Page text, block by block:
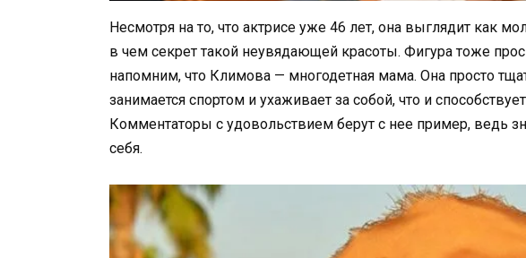
Несмотря на то, что актрисе уже 46 лет, она выглядит как
в чем секрет такой неувядающей красоты. Фигура тоже
напомним, что Климова — многодетная мама. Она просто
занимается спортом и ухаживает за собой, что и
Комментаторы с удовольствием берут с нее пример, ведь
себя.